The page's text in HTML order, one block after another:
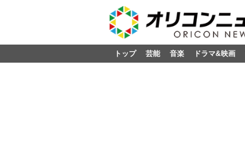
トップ 芸能 音楽 ドラマ&映画